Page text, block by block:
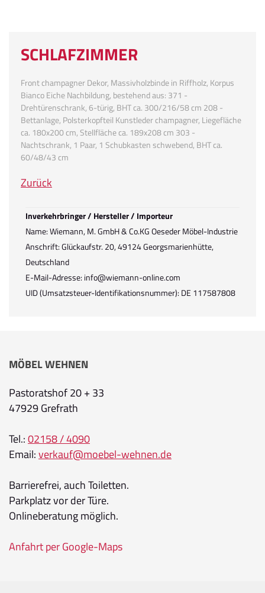
SCHLAFZIMMER
Front champagner Dekor, Massivholzbinde in Riffholz, Korpus
Bianco Eiche Nachbildung, bestehend aus: 371 -
Drehtürenschrank, 6-türig, BHT ca. 300/216/58 cm 208 -
Bettanlage, Polsterkopfteil Kunstleder champagner, Liegefläche
ca. 180x200 cm, Stellfläche ca. 189x208 cm 303 -
Nachtschrank, 1 Paar, 1 Schubkasten schwebend, BHT ca.
60/48/43 cm
Zurück
Inverkehrbringer / Hersteller / Importeur
Name: Wiemann, M. GmbH & Co.KG Oeseder Möbel-Industrie
Anschrift: Glückaufstr. 20, 49124 Georgsmarienhütte,
Deutschland
E-Mail-Adresse: info@wiemann-online.com
UID (Umsatzsteuer-Identifikationsnummer): DE 117587808
MÖBEL WEHNEN
Pastoratshof 20 + 33
47929 Grefrath
Tel.:02158 / 4090
Email:verkauf@moebel-wehnen.de
Barrierefrei, auch Toiletten.
Parkplatz vor der Türe.
Onlineberatung möglich.
Anfahrt per Google-Maps